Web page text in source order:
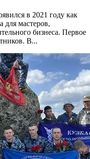
в 2021 году как
для мастеров,
бизнеса. Первое
В...